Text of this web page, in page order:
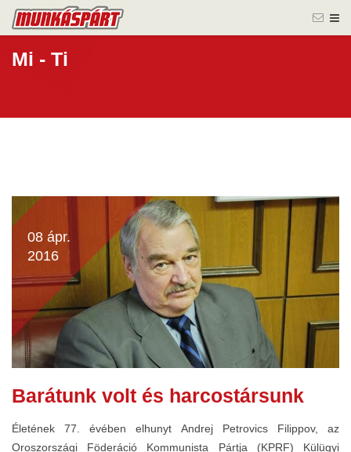
Mi - Ti
08 ápr.
2016
Barátunk volt és harcostársunk
Életének 77. évében elhunyt Andrej Petrovics Filippov, az
Oroszországi Föderáció Kommunista Pártja (KPRF) Külügyi